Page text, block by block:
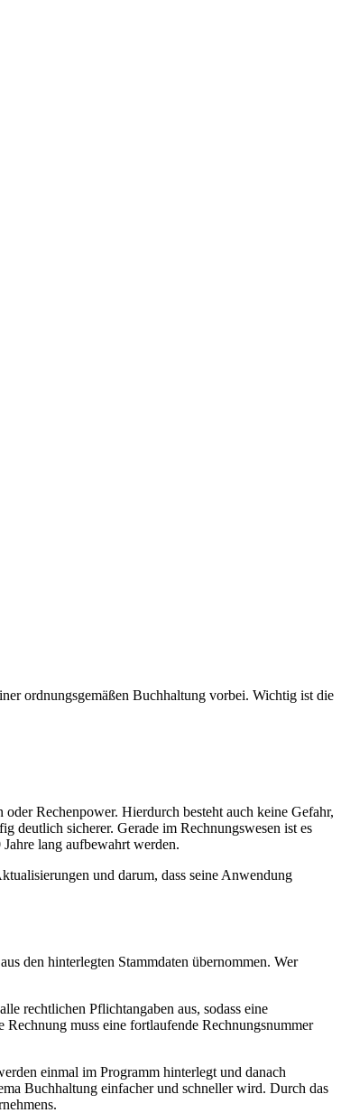
ordnungsgemäßen Buchhaltung vorbei. Wichtig ist die
Rechenpower. Hierdurch besteht auch keine Gefahr,
deutlich sicherer. Gerade im Rechnungswesen ist es
lang aufbewahrt werden.
und darum, dass seine Anwendung
den hinterlegten Stammdaten übernommen. Wer
rechtlichen Pflichtangaben aus, sodass eine
muss eine fortlaufende Rechnungsnummer
einmal im Programm hinterlegt und danach
Buchhaltung einfacher und schneller wird. Durch das